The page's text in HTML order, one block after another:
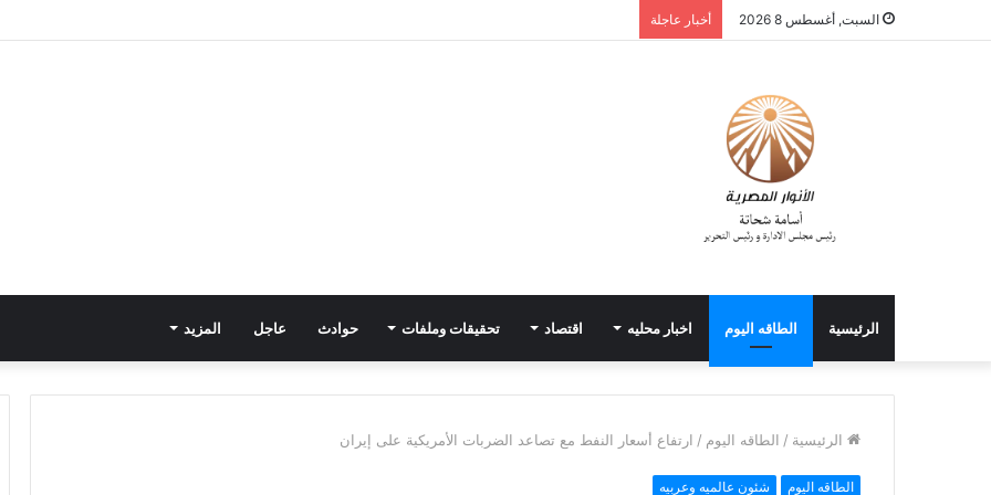
السبت, أغسطس 8 2026 أخبار عاجلة
الرئيسية الطاقه اليوم اخبار محليه اقتصاد تحقيقات وملفات حوادث عاجل المزيد
الرئيسية / الطاقه اليوم / ارتفاع أسعار النفط مع تصاعد الضربات الأمريكية على إيران
الطاقه اليوم شئون عالميه وعربيه